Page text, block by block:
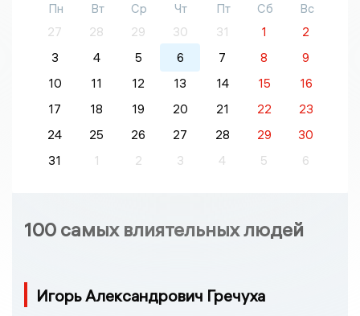
Пн Вт Ср Чт Пт Сб
Вс
27
28 29 30 31 1
2
3
4 5 6 7 8
9
10
11 12 13 14 15
16
17
18 19 20 21 22
23
24
25 26 27 28 29
30
31
1 2 3 4 5 6
100 самых влиятельных людей
Игорь Александрович Гречуха